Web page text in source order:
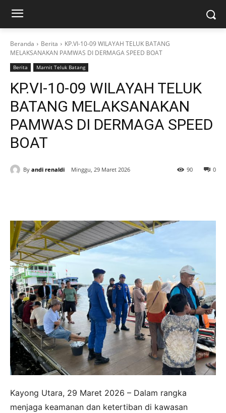
Beranda Berita
KP.VI-10-09 WILAYAH TELUK BATANG
MELAKSANAKAN PAMWAS DI DERMAGA SPEED BOAT
Berita Marnit Teluk Batang
KP.VI-10-09 WILAYAH TELUK
BATANG MELAKSANAKAN
PAMWAS DI DERMAGA SPEED
BOAT
By andi renaldi Minggu, 29 Maret 2026 0
90
Kayong Utara, 29 Maret 2026 – Dalam rangka
menjaga keamanan dan ketertiban di kawasan